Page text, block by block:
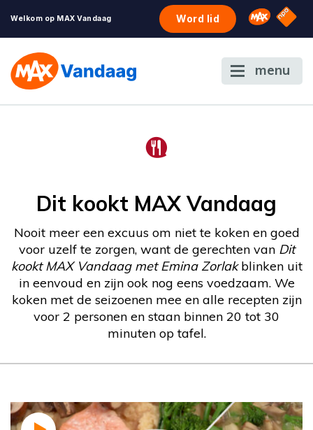
Welkom op MAX Vandaag Word lid Omroep
NPO
menu
Dit kookt MAX Vandaag
Nooit meer een excuus om niet te koken en goed
voor uzelf te zorgen, want de gerechten van Dit
kookt MAX Vandaag met Emina Zorlakblinken uit
in eenvoud en zijn ook nog eens voedzaam. We
koken met de seizoenen mee en alle recepten zijn
voor 2 personen en staan binnen 20 tot 30
minuten op tafel.